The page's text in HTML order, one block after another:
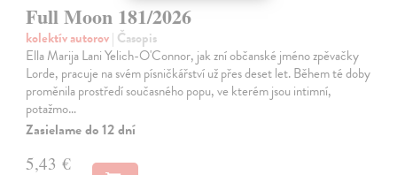
Full Moon 181/2026
kolektív autorov| Časopis
Ella Marija Lani Yelich-O'Connor, jak zní občanské jméno zpěvačky
Lorde, pracuje na svém písničkářství už přes deset let. Během té doby
proměnila prostředí současného popu, ve kterém jsou intimní,
potažmo…
Zasielame do 12 dní
5,43 €